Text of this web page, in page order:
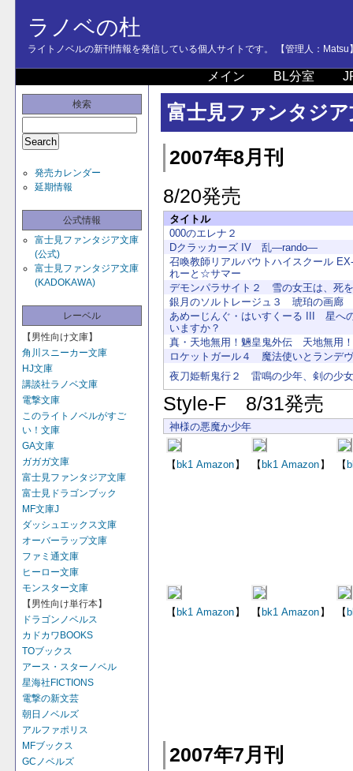
ラノベの杜
ライトノベルの新刊情報を発信している個人サイトです。 【管理人：Matsu
メイン BL分室
検索
発売カレンダー
延期情報
公式情報
富士見ファンタジア文庫
(公式)
富士見ファンタジア文庫
(KADOKAWA)
レーベル
【男性向け文庫】
角川スニーカー文庫
HJ文庫
講談社ラノベ文庫
電撃文庫
このライトノベルがすご
い！文庫
GA文庫
ガガガ文庫
富士見ファンタジア文庫
富士見ドラゴンブック
MF文庫J
ダッシュエックス文庫
オーバーラップ文庫
ファミ通文庫
ヒーロー文庫
モンスター文庫
【男性向け単行本】
ドラゴンノベルス
カドカワBOOKS
TOブックス
アース・スターノベル
星海社FICTIONS
電撃の新文芸
朝日ノベルズ
アルファポリス
MFブックス
GCノベルズ
富士見ファンタジ
2007年8月刊
8/20発売
タイトル
000のエレナ２
Dクラッカーズ IV 乱―rando―
召喚教師リアルバウトハイスクール
れーと☆サマー
デモンパラサイト２ 雪の女王は、死
銀月のソルトレージュ３ 琥珀の画廊
あめーじんぐ・はいすくーる III 星へ
いますか？
真・天地無用！魎皇鬼外伝 天地無用
ロケットガール４ 魔法使いとランデ
夜刀姫斬鬼行２ 雷鳴の少年、剣の少女
Style-F 8/31発売
神様の悪魔か少年
【 bk1 Amazon 】 【 bk1 Amazon 】 【
【 bk1 Amazon 】 【 bk1 Amazon 】 【
2007年7月刊